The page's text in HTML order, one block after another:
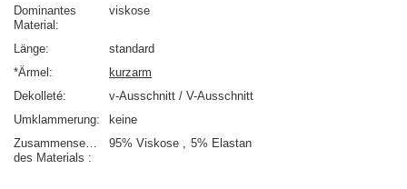
Dominantes
Material
viskose
Länge
standard
*Ärmel
kurzarm
Dekolleté
v-Ausschnitt / V-Ausschnitt
Umklammerung
keine
Zusammensetzung
des Materials
95% Viskose 5% Elastan